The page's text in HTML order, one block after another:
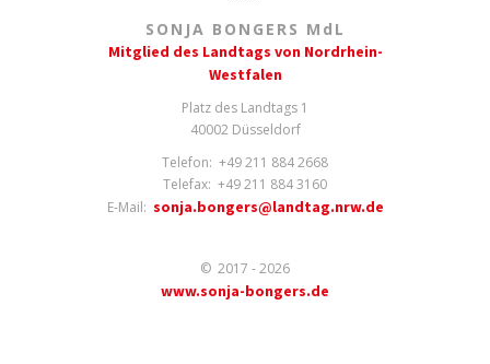
SONJA BONGERS M d L
Mitglied des Landtags von Nordrhein-
Westfalen
Platz des Landtags 1
40002 Düsseldorf
Telefon: +49 211 884 2668
Telefax: +49 211 884 3160
E-Mail: sonja.bongers@landtag.nrw.de
© 2017 - 2026
www.sonja-bongers.de